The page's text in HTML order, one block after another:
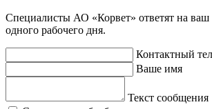
Специалисты АО «Корвет» ответят на ваш
одного рабочего дня.
Контактный
Ваше имя
Текст сообщения